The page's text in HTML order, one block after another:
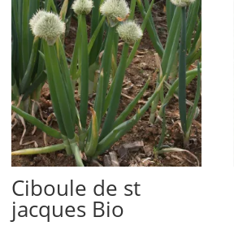
Ciboule de st
jacques Bio